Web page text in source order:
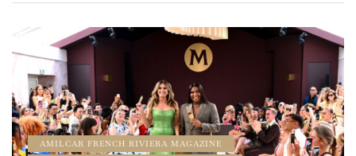
À LA UNE
AMILCAR CHRONOS MAGAZINE
AMILCAR MAGAZINE
AMILCAR MAGAZINE GROUP
AMILCAR WATCHES MAGAZINE
CINEMA